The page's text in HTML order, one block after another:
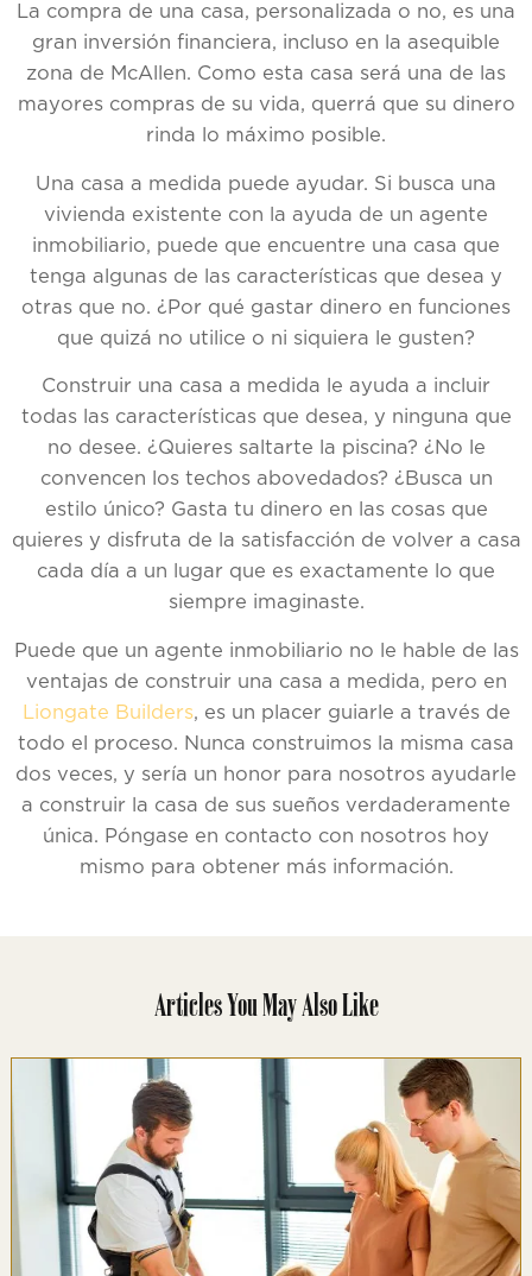
La compra de una casa, personalizada o no, es una
gran inversión financiera, incluso en la asequible
zona de McAllen. Como esta casa será una de las
mayores compras de su vida, querrá que su dinero
rinda lo máximo posible.
Una casa a medida puede ayudar. Si busca una
vivienda existente con la ayuda de un agente
inmobiliario, puede que encuentre una casa que
tenga algunas de las características que desea y
otras que no. ¿Por qué gastar dinero en funciones
que quizá no utilice o ni siquiera le gusten?
Construir una casa a medida le ayuda a incluir
todas las características que desea, y ninguna que
no desee. ¿Quieres saltarte la piscina? ¿No le
convencen los techos abovedados? ¿Busca un
estilo único? Gasta tu dinero en las cosas que
quieres y disfruta de la satisfacción de volver a casa
cada día a un lugar que es exactamente lo que
siempre imaginaste.
Puede que un agente inmobiliario no le hable de las
ventajas de construir una casa a medida, pero en
Liongate Builders, es un placer guiarle a través de
todo el proceso. Nunca construimos la misma casa
dos veces, y sería un honor para nosotros ayudarle
a construir la casa de sus sueños verdaderamente
única. Póngase en contacto con nosotros hoy
mismo para obtener más información.
Articles You May Also Like